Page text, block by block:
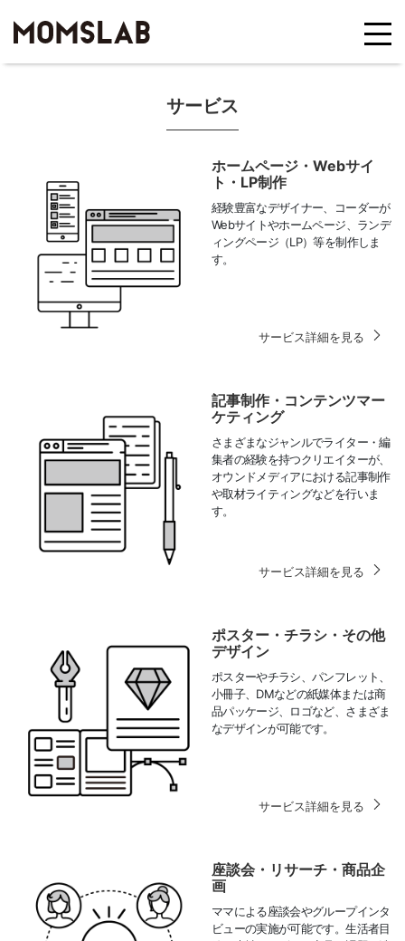
サービス
ホームページ・Webサイ
ト・LP制作
経験豊富なデザイナー、コーダーが
Webサイトやホームページ、ランデ
ィングページ（LP）等を制作しま
す。
サービス詳細を見る
記事制作・コンテンツマー
ケティング
さまざまなジャンルでライター・編
集者の経験を持つクリエイターが、
オウンドメディアにおける記事制作
や取材ライティングなどを行いま
す。
サービス詳細を見る
ポスター・チラシ・その他
デザイン
ポスターやチラシ、パンフレット、
小冊子、DMなどの紙媒体または商
品パッケージ、ロゴなど、さまざま
なデザインが可能です。
サービス詳細を見る
座談会・リサーチ・商品企
画
ママによる座談会やグループインタ
ビューの実施が可能です。生活者目